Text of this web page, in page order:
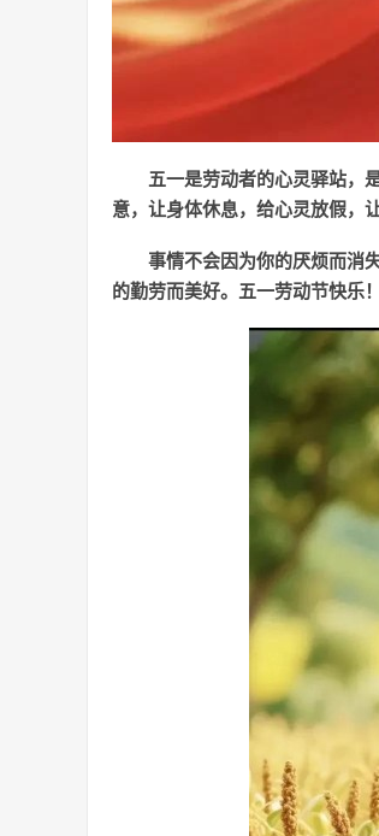
五一是劳动者的心灵驿站，
意，让身体休息，给心灵放假，
事情不会因为你的厌烦而消
的勤劳而美好。五一劳动节快乐！